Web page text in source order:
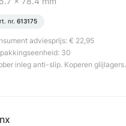
nr. 613175
adviesprijs: € 22,95
30
inleg anti-slip. Koperen glijlagers.